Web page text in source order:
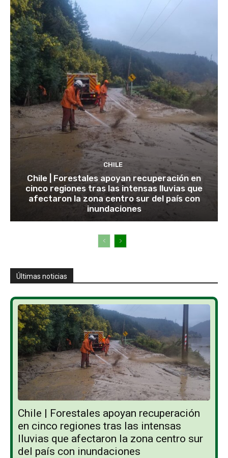
CHILE
Chile | Forestales apoyan recuperación en
cinco regiones tras las intensas lluvias que
afectaron la zona centro sur del país con
inundaciones
Últimas noticias
Chile | Forestales apoyan recuperación
en cinco regiones tras las intensas
lluvias que afectaron la zona centro sur
del país con inundaciones